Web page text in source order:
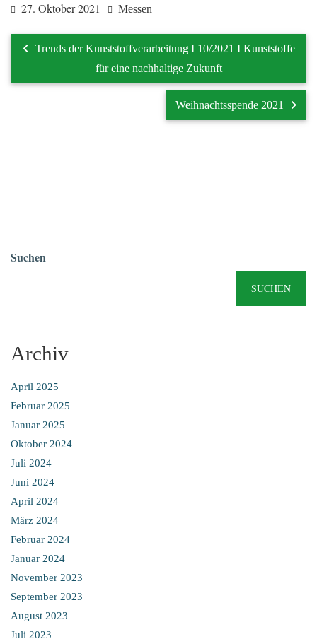
27. Oktober 2021 Messen
Trends der Kunststoffverarbeitung I 10/2021 I Kunststoffe
für eine nachhaltige Zukunft
Weihnachtsspende 2021
Suchen
SUCHEN
Archiv
April 2025
Februar 2025
Januar 2025
Oktober 2024
Juli 2024
Juni 2024
April 2024
März 2024
Februar 2024
Januar 2024
November 2023
September 2023
August 2023
Juli 2023